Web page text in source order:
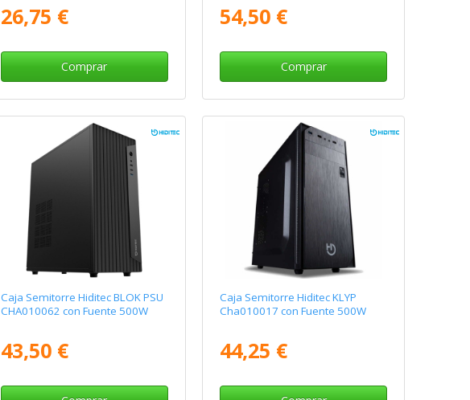
26,75 €
Comprar
54,50 €
Comprar
Caja Semitorre Hiditec BLOK PSU
CHA010062 con Fuente 500W
43,50 €
Caja Semitorre Hiditec KLYP
Cha010017 con Fuente 500W
44,25 €